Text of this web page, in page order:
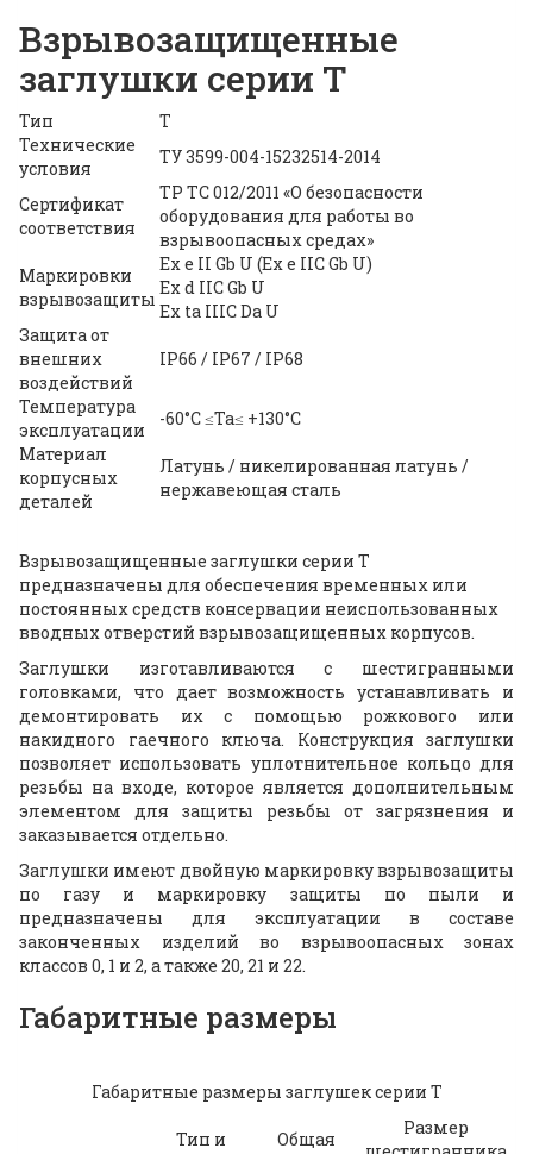
Взрывозащищенные
заглушки серии Т
Тип
Т
Технические
условия
ТУ 3599-004-15232514-2014
Сертификат
соответствия
ТР ТС 012/2011 «О безопасности
оборудования для работы во
взрывоопасных средах»
Маркировки
взрывозащиты
Ex e II Gb U (Ex e IIС Gb U)
Ex d IIC Gb U
Ex ta IIIC Da U
Защита от
внешних
воздействий
IP66 / IP67 / IP68
Температура
эксплуатации
-60°С ≤Ta≤ +130°С
Материал
корпусных
деталей
Латунь / никелированная латунь /
нержавеющая сталь
Взрывозащищенные заглушки серии Т
предназначены для обеспечения временных или
постоянных средств консервации неиспользованных
вводных отверстий взрывозащищенных корпусов.
Заглушки изготавливаются с шестигранными
головками, что дает возможность устанавливать и
демонтировать их с помощью рожкового или
накидного гаечного ключа. Конструкция заглушки
позволяет использовать уплотнительное кольцо для
резьбы на входе, которое является дополнительным
элементом для защиты резьбы от загрязнения и
заказывается отдельно.
Заглушки имеют двойную маркировку взрывозащиты
по газу и маркировку защиты по пыли и
предназначены для эксплуатации в составе
законченных изделий во взрывоопасных зонах
классов 0, 1 и 2, а также 20, 21 и 22.
Габаритные размеры
Габаритные размеры заглушек серии Т
Тип и
Общая
Размер